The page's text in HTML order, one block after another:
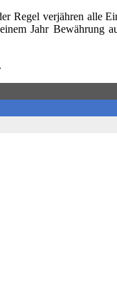
Regel verjähren alle
Jahr Bewährung